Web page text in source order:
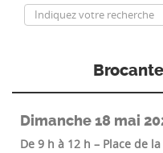
Dimanche 18 mai
De 9 h à 12 h – Place de